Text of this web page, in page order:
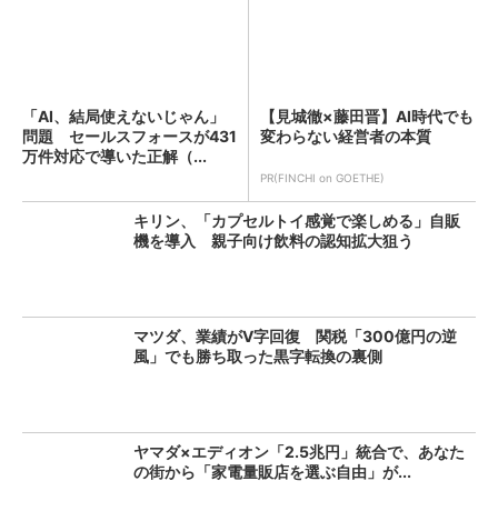
「AI、結局使えないじゃん」
問題 セールスフォースが431
万件対応で導いた正解（...
【見城徹×藤田晋】AI時代でも
変わらない経営者の本質
PR(FINCHI on GOETHE)
キリン、「カプセルトイ感覚で楽しめる」自販
機を導入 親子向け飲料の認知拡大狙う
マツダ、業績がV字回復 関税「300億円の逆
風」でも勝ち取った黒字転換の裏側
ヤマダ×エディオン「2.5兆円」統合で、あなた
の街から「家電量販店を選ぶ自由」が...